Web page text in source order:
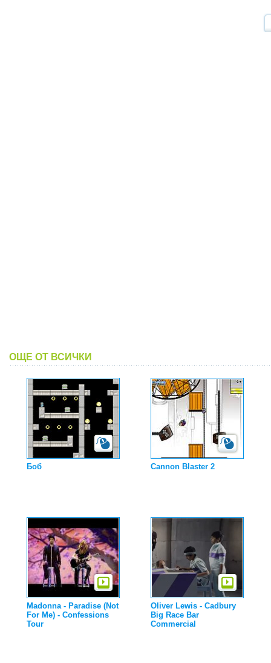
ОЩЕ ОТ ВСИЧКИ
Боб Cannon Blaster 2
Madonna - Paradise (Not
For Me) - Confessions
Tour
Oliver Lewis - Cadbury
Big Race Bar
Commercial